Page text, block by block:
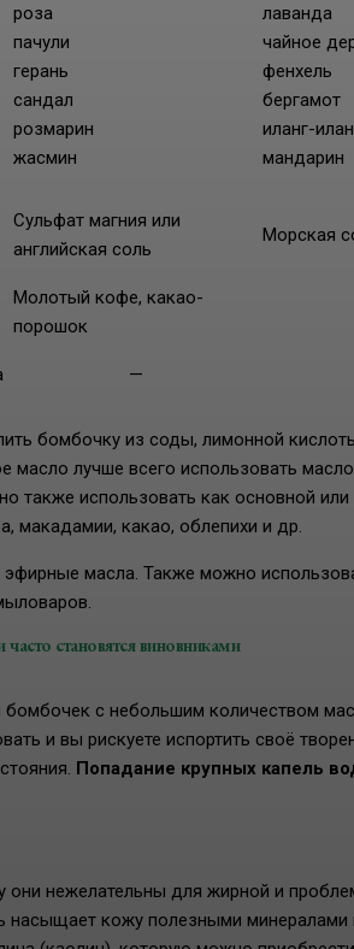
роза
пачули
герань
сандал
розмарин
жасмин
лаванда
чайное
фенхель
бергамот
иланг-
мандарин
Сульфат магния или
английская соль
Морская
Молотый кофе, какао-
порошок
—
бомбочку из соды, лимонной
масло лучше всего использовать масло
также использовать как основной или
макадамии, какао, облепихи и др.
эфирные масла. Также можно
становятся виновниками
бомбочек с небольшим количеством
и вы рискуете испортить своё
Попадание крупных капель
они нежелательны для жирной и
насыщает кожу полезными минералами